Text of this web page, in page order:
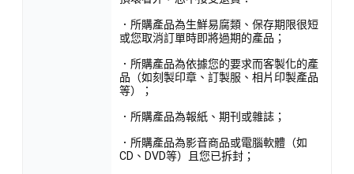
．所購產品為生鮮易腐類、保存期限很短
或您取消訂單時即將過期的產品；
．所購產品為依據您的要求而客製化的產
品（如刻製印章、訂製服、相片印製產品
等）；
．所購產品為報紙、期刊或雜誌；
．所購產品為影音商品或電腦軟體（如
CD、DVD等）且您已拆封；